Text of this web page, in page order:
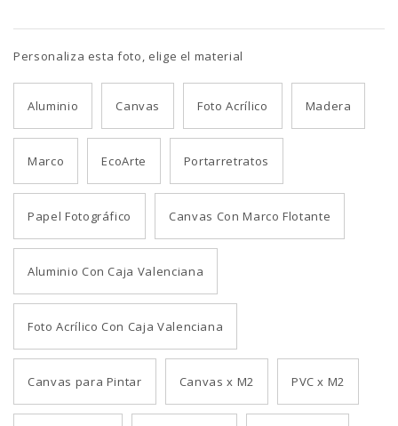
Personaliza esta foto, elige el material
Aluminio Canvas Foto Acrílico Madera
Marco EcoArte Portarretratos
Papel Fotográfico Canvas Con Marco Flotante
Aluminio Con Caja Valenciana
Foto Acrílico Con Caja Valenciana
Canvas para Pintar Canvas x M2 PVC x M2